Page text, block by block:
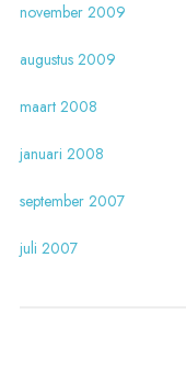
november 2009
augustus 2009
maart 2008
januari 2008
september 2007
juli 2007